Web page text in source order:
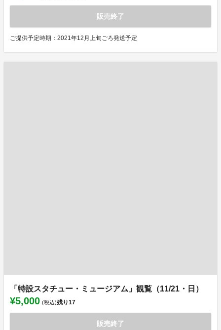
販売終了
ご提供予定時期：2021年12月上旬ごろ発送予定
「特設スタチュー・ミュージアム」観覧（11/21・日）
¥5,000 (税込)残り17
販売終了